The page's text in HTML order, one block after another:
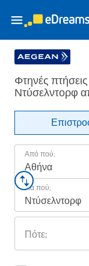
Φτηνές
Ντύσελντορφ
Από πού;
Αθήνα
Για πού;
Ντύσελντορφ
Πότε;